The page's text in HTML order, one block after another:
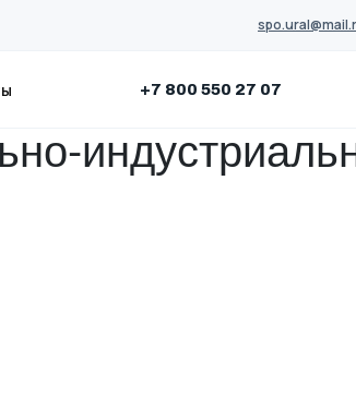
+7 800 550 27 07